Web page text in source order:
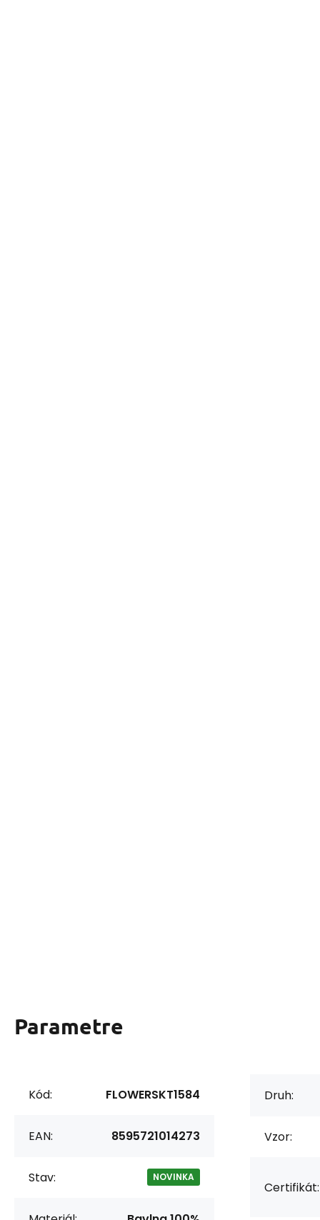
Parametre
Kód: FLOWERSKT1584
EAN: 8595721014273
Stav: NOVINKA
Druh:
Vzor:
Certifikát: